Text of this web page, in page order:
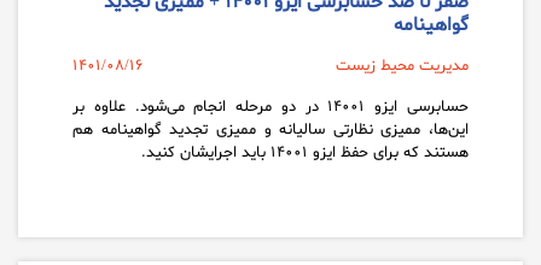
گواهینامه
مدیریت محیط زیست
1401/08/16
حسابرسی ایزو ۱۴۰۰۱ در دو مرحله انجام می‌شود. علاوه بر
این‌ها، ممیزی نظارتی سالیانه و ممیزی تجدید گواهینامه هم
هستند که برای حفظ ایزو ۱۴۰۰۱ باید اجرایشان کنید.